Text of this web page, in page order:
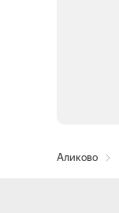
Аликово